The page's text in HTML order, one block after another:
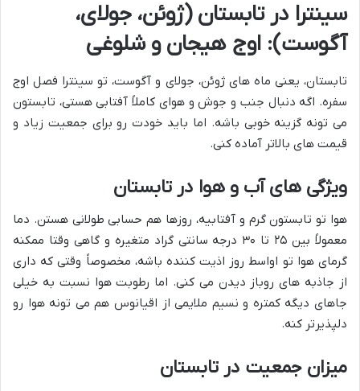
سینترا در تابستان (ژوئن، جولای،
آگوست): اوج هیجان و شلوغی
تابستان، یعنی ماه های ژوئن، جولای و آگوست، تو سینترا فصل اوج
سفره. اگه دنبال جنب و جوش و هوای کاملاً آفتابی هستی، تابستون
می تونه گزینه خوبی باشه. اما باید خودت رو برای جمعیت زیاد و
قیمت های بالاتر آماده کنی.
ویژگی های آب و هوا در تابستان
هوا تو تابستون گرم و آفتابیه، روزها هم حسابی طولانی هستن. دما
معمولاً بین ۲۵ تا ۳۰ درجه سانتی گراد متغیره و گاهی وقتا ممکنه
گرمای هوا تو اواسط روز اذیت کننده باشه، مخصوصاً وقتی که داری
از جاذبه های روباز دیدن می کنی. اما رطوبت هوا نسبت به خیلی
جاهای دیگه کمتره و نسیم ملایمی از اقیانوس هم می تونه هوا رو
دلپذیرتر کنه.
میزان جمعیت در تابستان